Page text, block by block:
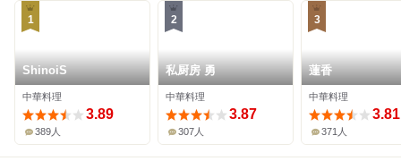
1
ShinoiS
中華料理
3.89
389人
2
私厨房 勇
中華料理
3.87
307人
3
蓮香
中華料理
3.81
371人